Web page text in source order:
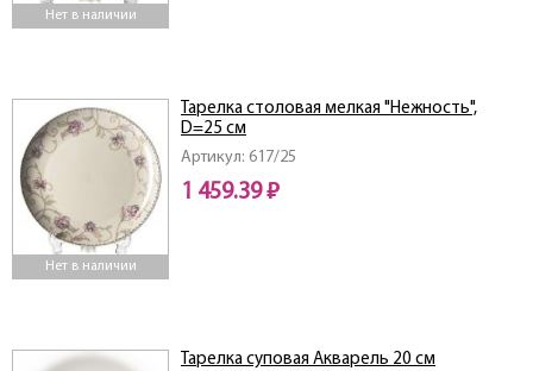
Нет в наличии
Нет в наличии
Артикул: 617/25
Тарелка столовая мелкая "Нежность",
D=25 см
1 459.39 ₽
Тарелка суповая Акварель 20 см